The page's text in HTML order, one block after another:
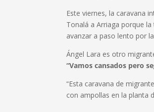
Este viernes, la caravana
Tonalá a Arriaga porque
avanzar a paso lento por
Ángel Lara es otro
“Vamos cansados pero
“Esta caravana de
con ampollas en la planta